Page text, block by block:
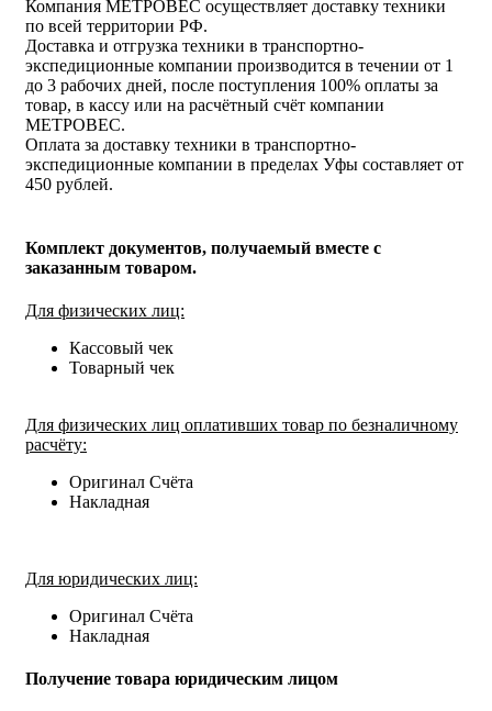
Компания МЕТРОВЕС осуществляет доставку техники
по всей территории РФ.
Доставка и отгрузка техники в транспортно-
экспедиционные компании производится в течении от 1
до 3 рабочих дней, после поступления 100% оплаты за
товар, в кассу или на расчётный счёт компании
МЕТРОВЕС.
Оплата за доставку техники в транспортно-
экспедиционные компании в пределах Уфы составляет от
450 рублей.
Комплект документов, получаемый вместе с
заказанным товаром.
Для физических лиц:
Кассовый чек
Товарный чек
Для физических лиц оплативших товар по безналичному
расчёту:
Оригинал Счёта
Накладная
Для юридических лиц:
Оригинал Счёта
Накладная
Получение товара юридическим лицом